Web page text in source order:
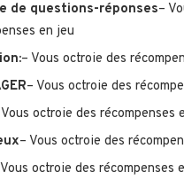
de questions-réponses–
en jeu
– Vous octroie des
– Vous octroie des
octroie des récompenses
– Vous octroie des
octroie des récompenses